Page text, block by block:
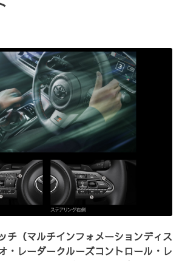
チ（マルチインフォメーションディス
・レーダークルーズコントロール・レ